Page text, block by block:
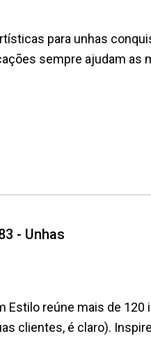
para unhas
sempre ajudam as
- Unhas
Estilo reúne mais de
clientes, é claro).